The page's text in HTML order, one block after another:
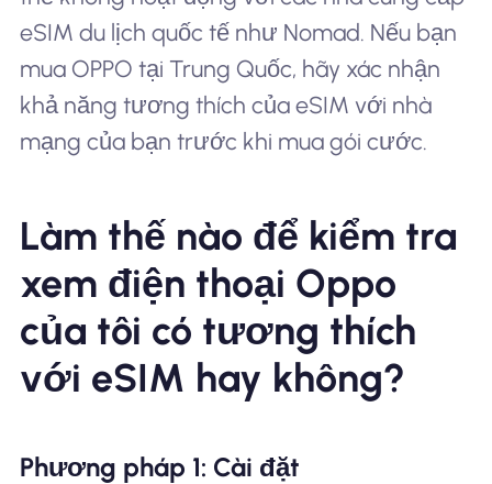
eSIM du lịch quốc tế như Nomad. Nếu bạn
mua OPPO tại Trung Quốc, hãy xác nhận
khả năng tương thích của eSIM với nhà
mạng của bạn trước khi mua gói cước.
Làm thế nào để kiểm tra
xem điện thoại Oppo
của tôi có tương thích
với eSIM hay không?
Phương pháp 1: Cài đặt